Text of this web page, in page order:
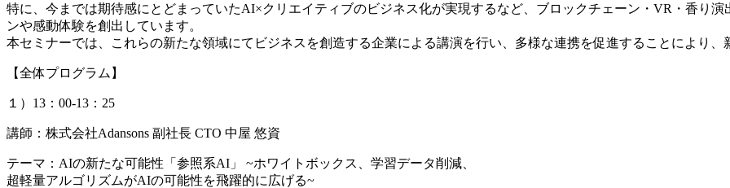
特に、今までは期待感にとどまっていたAI×クリエイティブのビジネス化が実現するなど、ブロックチェーン・VR・香り
ンや感動体験を創出しています。
本セミナーでは、これらの新たな領域にてビジネスを創造する企業による講演を行い、多様な連携を促進することにより、
【全体プログラム】
１）13：00-13：25
講師：株式会社Adansons 副社長 CTO 中屋 悠資
テーマ：AIの新たな可能性「参照系AI」 ~ホワイトボックス、学習データ削減、
超軽量アルゴリズムがAIの可能性を飛躍的に広げる~